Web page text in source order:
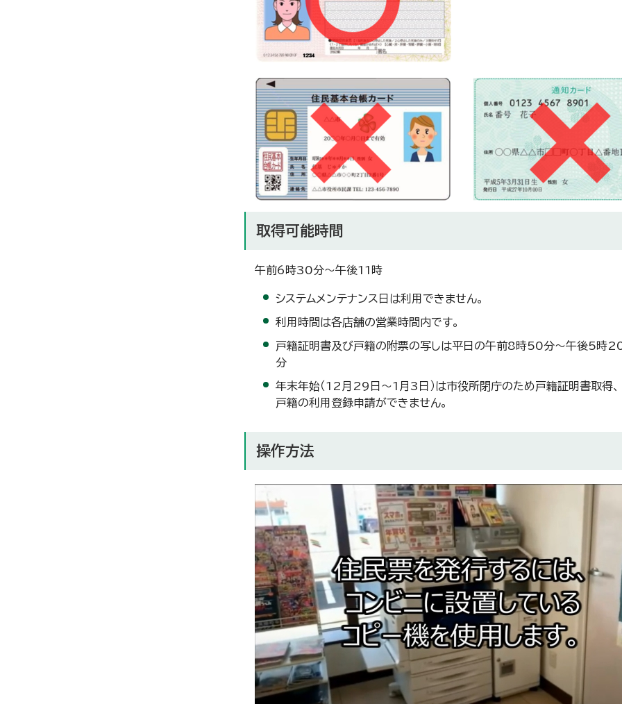
取得可能時間
午前6時30分～午後11時
システムメンテナンス日は利用できません。
利用時間は各店舗の営業時間内です。
戸籍証明書及び戸籍の附票の写しは平日の午前8時50分～午後5時
分
年末年始（12月29日～1月3日）は市役所閉庁のため戸籍証明書取得、
戸籍の利用登録申請ができません。
操作方法